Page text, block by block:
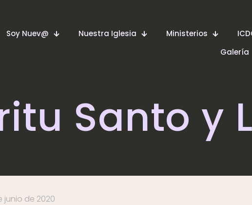
Soy Nuev@ Nuestra Iglesia Ministerios
Galería
Santo y
junio de 2020